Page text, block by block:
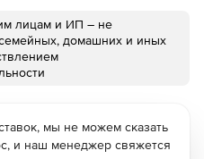
лицам и ИП – не
домашних и иных
мы не можем сказать
и наш менеджер свяжется